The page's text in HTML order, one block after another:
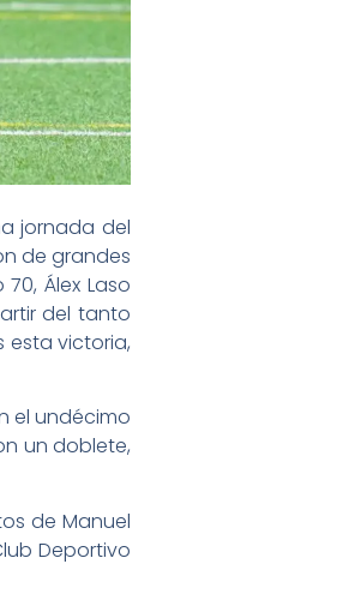
jornada del
de grandes
Álex Laso
del tanto
esta victoria,
el undécimo
un doblete,
de Manuel
Deportivo